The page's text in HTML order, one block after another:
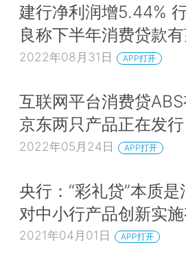
建行净利润增5.44%
良称下半年消费贷款
2022年08月31日 APP打开
互联网平台消费贷
京东两只产品正在发行
2022年05月24日 APP打开
央行：“彩礼贷”本质
对中小行产品创新实
2021年04月01日 APP打开